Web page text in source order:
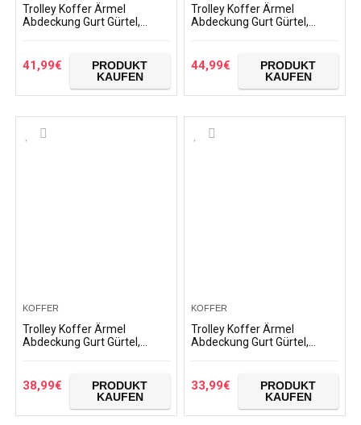
Trolley Koffer Ärmel
Abdeckung Gurt Gürtel,
Travel Elastic Spandex…
41,99€
PRODUKT
KAUFEN
Trolley Koffer Ärmel
Abdeckung Gurt Gürtel,
Cover Cute Girl Suitcase…
44,99€
PRODUKT
KAUFEN
KOFFER
Trolley Koffer Ärmel
Abdeckung Gurt Gürtel,
Cover Cute Girl Suitcase…
38,99€
PRODUKT
KAUFEN
KOFFER
Trolley Koffer Ärmel
Abdeckung Gurt Gürtel,
Protective Cover Elastic…
33,99€
PRODUKT
KAUFEN